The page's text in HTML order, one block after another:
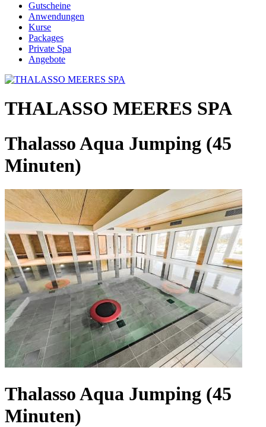
Gutscheine
Anwendungen
Kurse
Packages
Private Spa
Angebote
THALASSO MEERES SPA
Thalasso Aqua Jumping (45
Minuten)
Thalasso Aqua Jumping (45
Minuten)